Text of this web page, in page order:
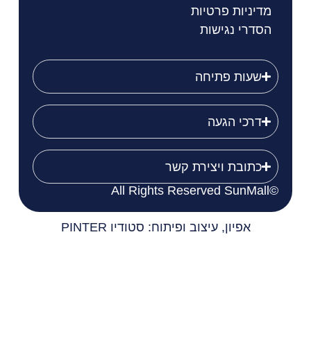
מדיניות פרטיות
הסדרי נגישות
שעות פתיחה
דרכי הגעה
כתובת ויצירת קשר
©All Rights Reserved SunMall
אפיון, עיצוב ופיתוח: סטודיו PINTER